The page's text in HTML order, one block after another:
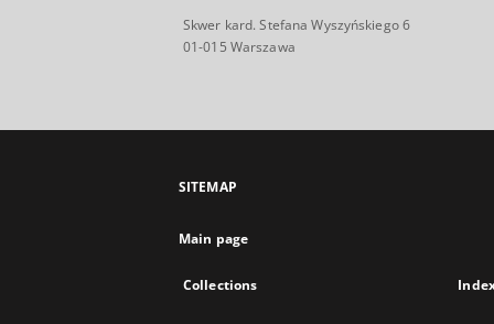
Skwer kard. Stefana Wyszyńskiego 6
01-015 Warszawa
SITEMAP
Main page
Collections